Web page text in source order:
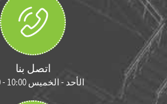
اتصل بنا
الأحد - الخميس 10:00 - 18:30